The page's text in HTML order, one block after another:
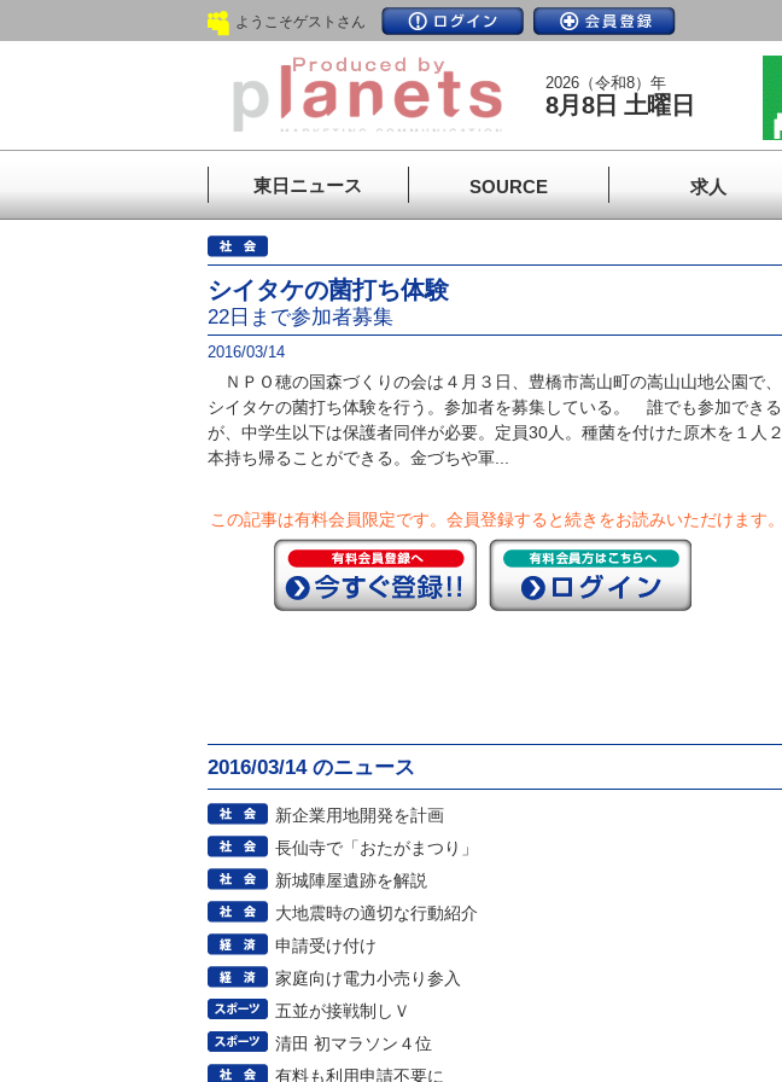
ようこそゲストさん
2026（令和8）年
8月8日 土曜日
東日ニュース SOURCE 求人
シイタケの菌打ち体験
22日まで参加者募集
2016/03/14
ＮＰＯ穂の国森づくりの会は４月３日、豊橋市嵩山町の嵩山山地公園で、
シイタケの菌打ち体験を行う。参加者を募集している。 誰でも参加できる
が、中学生以下は保護者同伴が必要。定員30人。種菌を付けた原木を１人２
本持ち帰ることができる。金づちや軍...
この記事は有料会員限定です。 会員登録すると続きをお読みいただけます。
2016/03/14 のニュース
新企業用地開発を計画
長仙寺で「おたがまつり」
新城陣屋遺跡を解説
大地震時の適切な行動紹介
申請受け付け
家庭向け電力小売り参入
五並が接戦制しＶ
清田 初マラソン４位
有料も利用申請不要に